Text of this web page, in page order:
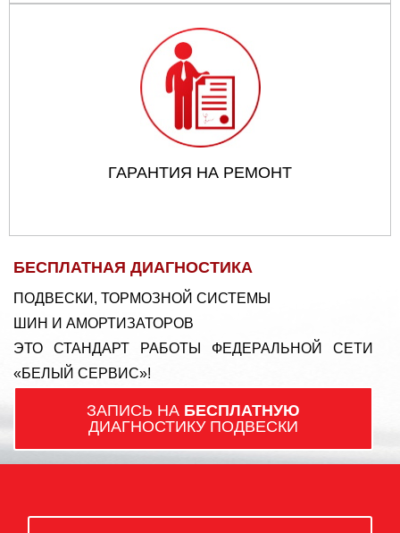
ГАРАНТИЯ НА РЕМОНТ
БЕСПЛАТНАЯ ДИАГНОСТИКА
ПОДВЕСКИ, ТОРМОЗНОЙ СИСТЕМЫ
ШИН И АМОРТИЗАТОРОВ
ЭТО СТАНДАРТ РАБОТЫ ФЕДЕРАЛЬНОЙ СЕТИ
«БЕЛЫЙ СЕРВИС»!
ЗАПИСЬ НА БЕСПЛАТНУЮ
ДИАГНОСТИКУ ПОДВЕСКИ